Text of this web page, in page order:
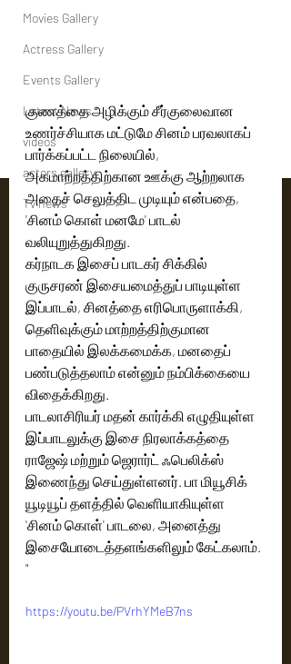
Movies Gallery
Actress Gallery
Events Gallery
Latest News
videos
actors gallery
Tv news
குணத்தை அழிக்கும் சீர்குலைவான
உணர்ச்சியாக மட்டுமே சினம் பரவலாகப்
பார்க்கப்பட்ட நிலையில்,
அகமாற்றத்திற்கான ஊக்கு ஆற்றலாக
அதைச் செலுத்திட முடியும் என்பதை,
'சினம் கொள் மனமே' பாடல்
வலியுறுத்துகிறது.
கர்நாடக இசைப் பாடகர் சிக்கில்
குருசரண் இசையமைத்துப் பாடியுள்ள
இப்பாடல், சினத்தை எரிபொருளாக்கி,
தெளிவுக்கும் மாற்றத்திற்குமான
பாதையில் இலக்கமைக்க, மனதைப்
பண்படுத்தலாம் என்னும் நம்பிக்கையை
விதைக்கிறது.
பாடலாசிரியர் மதன் கார்க்கி எழுதியுள்ள
இப்பாடலுக்கு இசை நிரலாக்கத்தை
ராஜேஷ் மற்றும் ஜெரார்ட் ஃபெலிக்ஸ்
இணைந்து செய்துள்ளனர். பா மியூசிக்
யூடியூப் தளத்தில் வெளியாகியுள்ள
'சினம் கொள்' பாடலை, அனைத்து
இசையோடைத்தளங்களிலும் கேட்கலாம்.
"
https://youtu.be/PVrhYMeB7ns